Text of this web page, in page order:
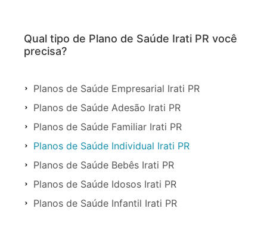
Qual tipo de Plano de Saúde Irati PR você
precisa?
Planos de Saúde Empresarial Irati PR
Planos de Saúde Adesão Irati PR
Planos de Saúde Familiar Irati PR
Planos de Saúde Individual Irati PR
Planos de Saúde Bebês Irati PR
Planos de Saúde Idosos Irati PR
Planos de Saúde Infantil Irati PR